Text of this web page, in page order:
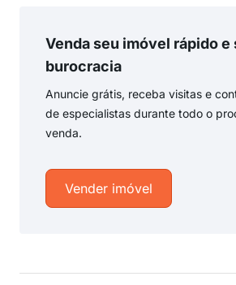
Venda seu imóvel rápido e
burocracia
Anuncie grátis, receba visitas e
de especialistas durante todo o
venda.
Vender imóvel